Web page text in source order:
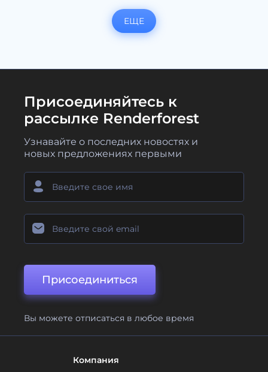
ЕЩЕ
Присоединяйтесь к
рассылке Renderforest
Узнавайте о последних новостях и
новых предложениях первыми
Присоединиться
Вы можете отписаться в любое время
Компания